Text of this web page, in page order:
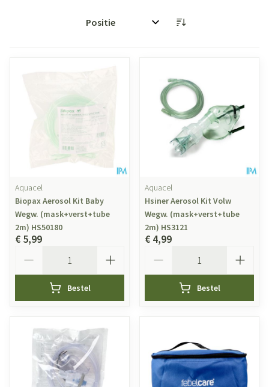
Sorteer op:
Aquacel
Biopax Aerosol Kit Baby
Wegw. (mask+verst+tube
2m) HS50180
€ 5,99
Bestel
Aquacel
Hsiner Aerosol Kit Volw
Wegw. (mask+verst+tube
2m) HS3121
€ 4,99
Bestel